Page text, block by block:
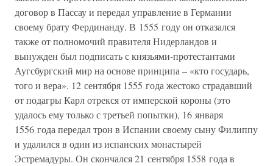
договор в Пассау и передал управление в Германии
своему брату Фердинанду. В 1555 году он отказался
также от полномочий правителя Нидерландов и
вынужден был подписать с князьями-протестантами
Аугсбургский мир на основе принципа – «кто государь,
того и вера». 12 сентября 1555 года жестоко страдавший
от подагры Карл отрекся от имперской короны (это
удалось ему только с третьей попытки), 16 января
1556 года передал трон в Испании своему сыну Филиппу
и удалился в один из испанских монастырей
Эстремадуры. Он скончался 21 сентября 1558 года в